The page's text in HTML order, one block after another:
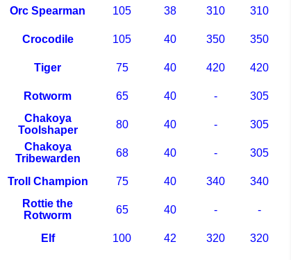
Orc Spearman 105 38 310 310
Crocodile 105 40 350 350
Tiger 75 40 420 420
Rotworm 65 40 -
305
Chakoya
Toolshaper
80 40 -
305
Chakoya
Tribewarden
68 40 - 305
Troll Champion 75 40 340
340
Rottie the
Rotworm
65 40 - -
Elf 100 42 320 320